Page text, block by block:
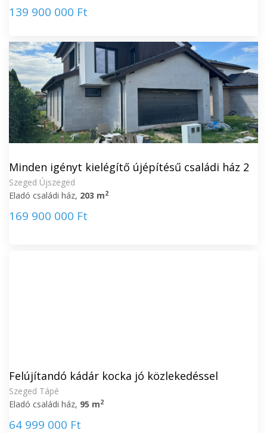
139 900 000 Ft
Minden igényt kielégítő újépítésű családi ház 2
Szeged Újszeged
Eladó családi ház, 203 m2
169 900 000 Ft
Felújítandó kádár kocka jó közlekedéssel
Szeged Tápé
Eladó családi ház, 95 m2
64 999 000 Ft